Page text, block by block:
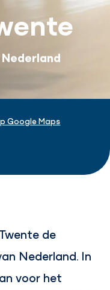
Google Maps
de
Nederland. In
voor het